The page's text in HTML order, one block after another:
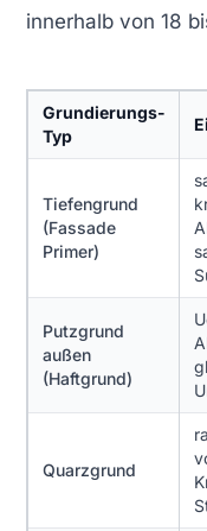
innerhalb von 18
Grundierungs-
Typ
Tiefengrund
(Fassade
Primer)
Putzgrund
außen
(Haftgrund)
Quarzgrund